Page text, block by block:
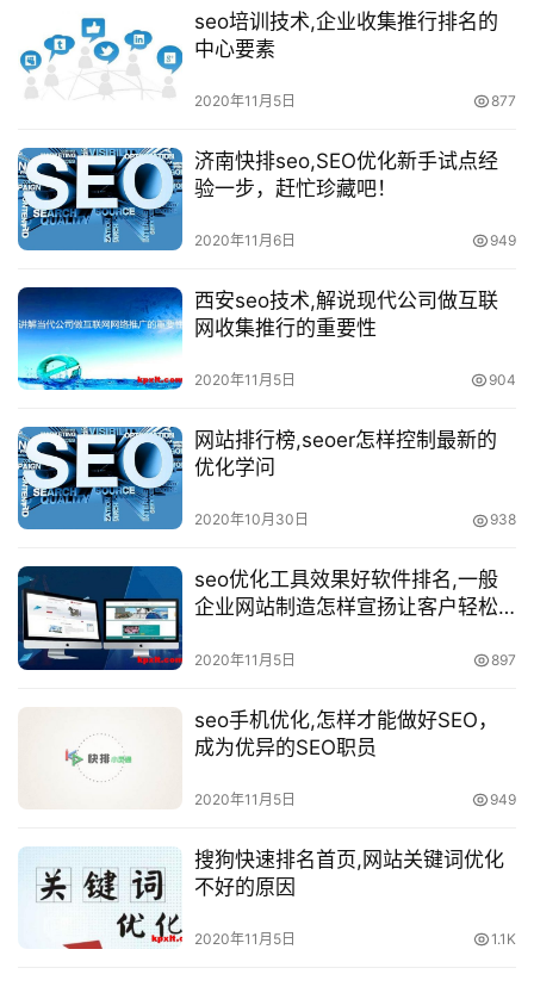
seo培训技术,企业收集推行排名的
中心要素
2020年11月5日 877
济南快排seo,SEO优化新手试点经
验一步，赶忙珍藏吧！
2020年11月6日 949
西安seo技术,解说现代公司做互联
网收集推行的重要性
2020年11月5日 904
网站排行榜,seoer怎样控制最新的
优化学问
2020年10月30日 938
seo优化工具效果好软件排名,一般
企业网站制造怎样宣扬让客户轻松
2020年11月5日 897
seo手机优化,怎样才能做好SEO，
成为优异的SEO职员
2020年11月5日 949
搜狗快速排名首页,网站关键词优化
不好的原因
2020年11月5日 1.1K